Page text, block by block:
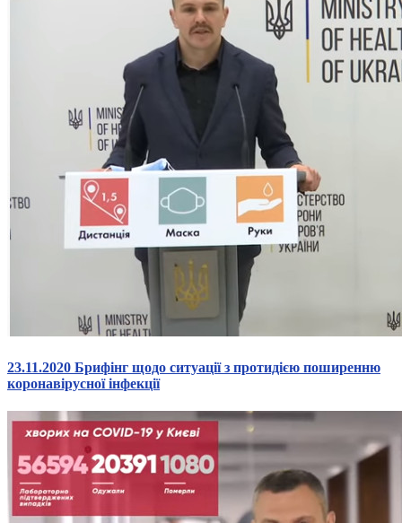
23.11.2020 Брифінг щодо ситуації з протидією поширенню
коронавірусної інфекції